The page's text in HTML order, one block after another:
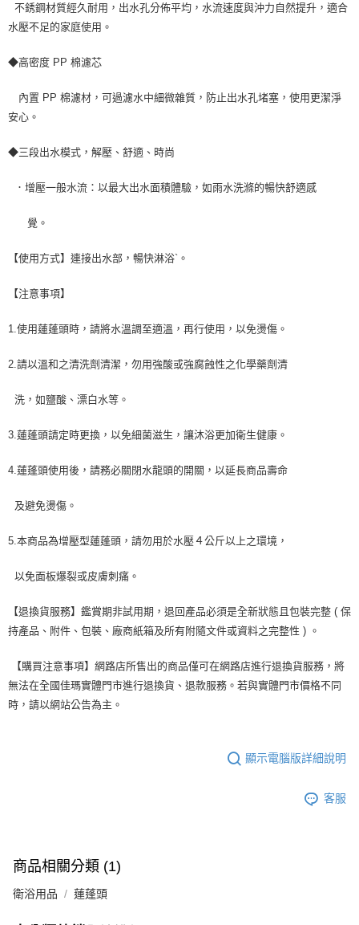
不銹鋼材質經久耐用，出水孔分佈平均，水流速度與沖力自然提升，適合
水壓不足的家庭使用。
◆高密度 PP 棉濾芯
內置 PP 棉濾材，可過濾水中細微雜質，防止出水孔堵塞，使用更潔淨
安心。
◆三段出水模式，解壓、舒適、時尚
．增壓一般水流：以最大出水面積體驗，如雨水洗滌的暢快舒適感
覺。
【使用方式】連接出水部，暢快淋浴`。
【注意事項】
1.使用蓮蓬頭時，請將水溫調至適溫，再行使用，以免燙傷。
2.請以溫和之清洗劑清潔，勿用強酸或強腐蝕性之化學藥劑清
洗，如鹽酸、漂白水等。
3.蓮蓬頭請定時更換，以免細菌滋生，讓沐浴更加衛生健康。
4.蓮蓬頭使用後，請務必關閉水龍頭的開關，以延長商品壽命
及避免燙傷。
5.本商品為增壓型蓮蓬頭，請勿用於水壓４公斤以上之環境，
以免面板爆裂或皮膚刺痛。
【退換貨服務】鑑賞期非試用期，退回產品必須是全新狀態且包裝完整 ( 保
持產品、附件、包裝、廠商紙箱及所有附隨文件或資料之完整性 ) 。
【購買注意事項】網路店所售出的商品僅可在網路店進行退換貨服務，將
無法在全國佳瑪實體門市進行退換貨、退款服務。若與實體門市價格不同
時，請以網站公告為主。
顯示電腦版詳細說明
客服
商品相關分類 (1)
衛浴用品 蓮蓬頭